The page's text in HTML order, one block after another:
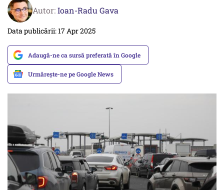
Autor:Ioan-Radu Gava
Data publicării: 17 Apr 2025
Adaugă-ne ca sursă preferată în Google
Urmărește-ne pe Google News